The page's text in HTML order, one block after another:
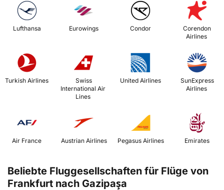
Lufthansa Eurowings Condor
Corendon
Airlines
Turkish Airlines
International Air
Lines
United Airlines
Airlines
Air France Austrian Airlines Emirates
Beliebte Fluggesellschaften für Flüge von
Frankfurt nach Gazipaşa